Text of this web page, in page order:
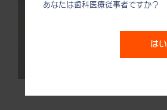
あなたは歯科医療従事者ですか？
はい